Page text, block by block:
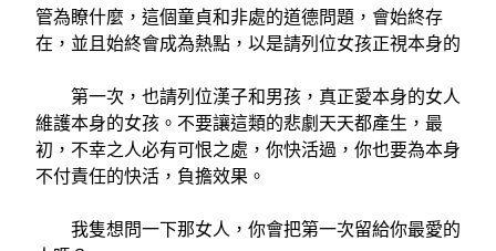
管為瞭什麼，這個童貞和非處的道德問題，會始終存
在，並且始終會成為熱點，以是請列位女孩正視本身的
第一次，也請列位漢子和男孩，真正愛本身的女人
維護本身的女孩。不要讓這類的悲劇天天都產生，最
初，不幸之人必有可恨之處，你快活過，你也要為本身
不付責任的快活，負擔效果。
我隻想問一下那女人，你會把第一次留給你最愛的